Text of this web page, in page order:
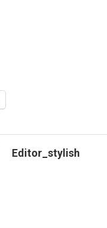
Editor_stylish